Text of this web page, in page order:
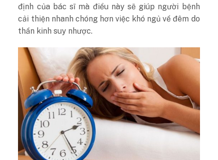
định của bác sĩ mà điều này sẽ giúp người bệnh
cải thiện nhanh chóng hơn việc khó ngủ về đêm do
thần kinh suy nhược.